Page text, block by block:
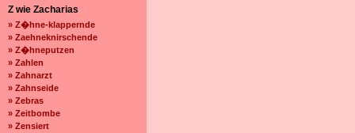
Z wie Zacharias
» Z�hne-klappernde
» Zaehneknirschende
» Z�hneputzen
» Zahlen
» Zahnarzt
» Zahnseide
» Zebras
» Zeitbombe
» Zensiert